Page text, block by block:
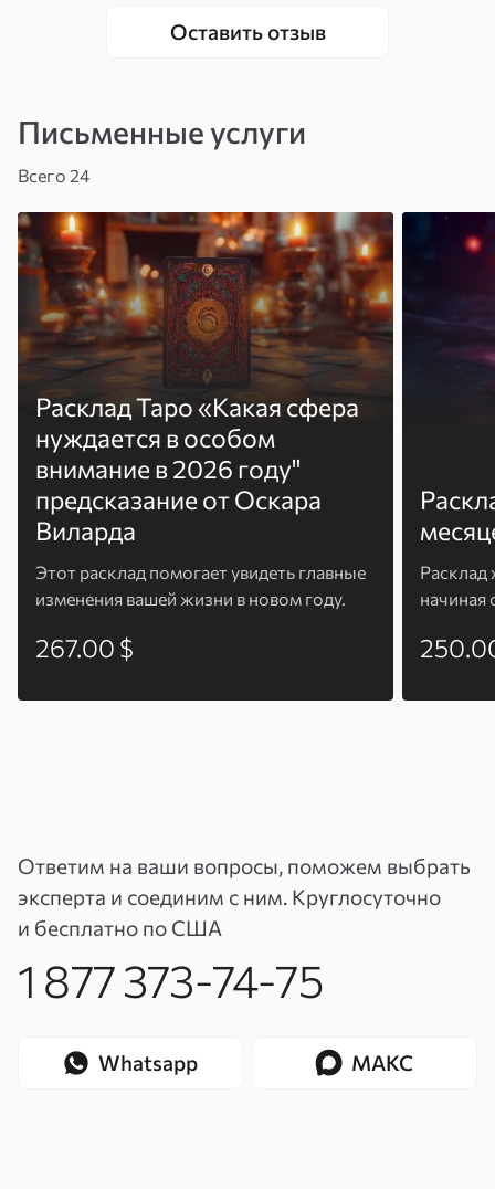
Оставить отзыв
Письменные услуги
Всего 24
Расклад Таро «Какая сфера
нуждается в особом
внимание в 2026 году"
предсказание от Оскара
Виларда
Этот расклад помогает увидеть главные
изменения вашей жизни в новом году.
267.00 $
Расклад
начиная
Ответим на ваши вопросы, поможем выбрать
эксперта и соединим с ним. Круглосуточно
и бесплатно по США
1 877 373-74-75
Whatsapp МАКС